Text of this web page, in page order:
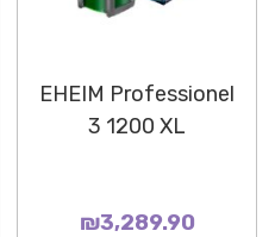
EHEIM Professionel
3 1200 XL
₪3,289.90